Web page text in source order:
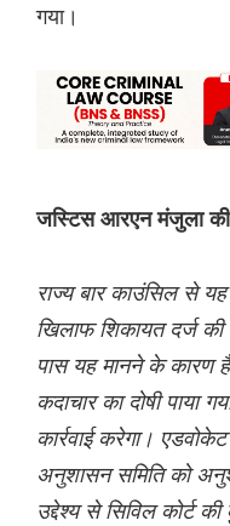
गया।
जस्टिस आरएन मंजुला की
राज्य बार काउंसिल से
खिलाफ शिकायत दर्ज
पास यह मानने के कारण
कदाचार का दोषी पाया
कार्रवाई करेगा।
अनुशासन समिति को
उद्देश्य से सिविल कोर्ट